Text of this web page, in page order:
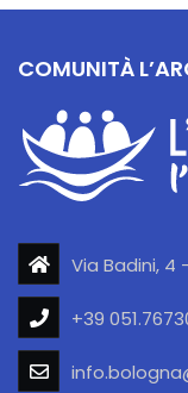
COMUNITÀ
Via Badini, 4
+39